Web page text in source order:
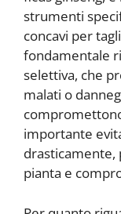
strumenti
concavi per
fondamentale
selettiva, che
malati o
importante
drasticamente,
pianta e